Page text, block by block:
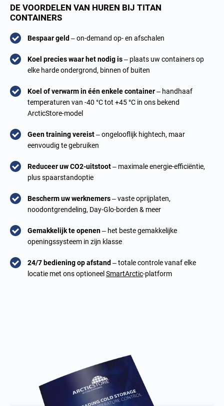
DE VOORDELEN VAN HUREN BIJ TITAN
CONTAINERS
Bespaar geld – on-demand op- en afschalen
Koel precies waar het nodig is– plaats uw containers op
elke harde ondergrond, binnen of buiten
Koel of verwarm in één enkele container– handhaaf
temperaturen van -40 °C tot +45 °C in ons bekend
ArcticStore-model
Geen training vereist– ongelooflijk hightech, maar
eenvoudig te gebruiken
Reduceer uw CO2-uitstoot– maximale energie-efficiëntie,
plus spaarstandoptie
Bescherm uw werknemers– vaste oprijplaten,
noodontgrendeling, Day-Glo-borden & meer
Gemakkelijk te openen– het beste gemakkelijke
openingssysteem in zijn klasse
24/7 bediening op afstand – totale controle vanaf elke
locatie met ons optioneel SmartArctic-platform